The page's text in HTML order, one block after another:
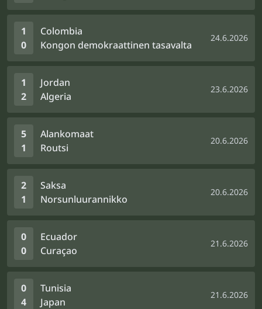
1
0
Colombia
Kongon demokraattinen tasavalta
24.6.2026
1
2
Jordan
Algeria
23.6.2026
5
1
Alankomaat
Routsi
20.6.2026
2
1
Saksa
Norsunluurannikko
20.6.2026
0
0
Ecuador
Curaçao
21.6.2026
0
4
Tunisia
Japan
21.6.2026